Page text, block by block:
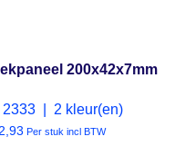
200x42x7mm
2333 | 2 kleur(en)
Per stuk incl BTW